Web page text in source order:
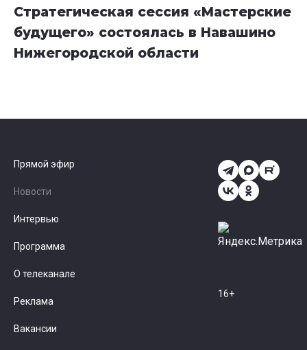
Стратегическая сессия «Мастерские
будущего» состоялась в Навашино
Нижегородской области
Прямой эфир
Новости
Интервью
Программа
О телеканале
Реклама
Вакансии
16+